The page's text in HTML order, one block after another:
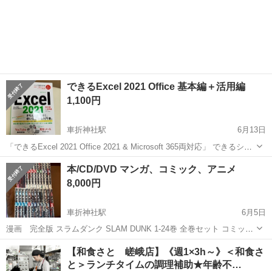
できるExcel 2021 Office 基本編＋活用編
1,100円
車折神社駅
6月13日
「できるExcel 2021 Office 2021 & Microsoft 365両対応」 できるシリ
ーズ編集部 / 羽毛田睦土 定価: ￥ 1180 #できるシリーズ編集部 #羽毛
田睦土 #本 #電気・機械／電子通信 ...
京都 京都市 参考書
本/CD/DVD マンガ、コミック、アニメ
8,000円
車折神社駅
6月5日
漫画 完全版 スラムダンク SLAM DUNK 1-24巻 全巻セット コミッ
ク バスケ部 中古品ですで、わりかし綺麗な状態です。 京都市内な
ら、配送相談に乗ります。
京都 京都市 車折神社駅 マンガ、コミック、アニメ
コミック
【和食さと 嵯峨店】《週1×3h～》＜和食さ
と＞ランチタイムの調理補助★年齢不…